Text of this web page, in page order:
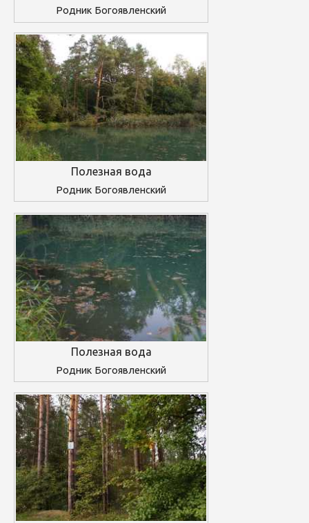
Родник Богоявленский
Полезная вода
Родник Богоявленский
Полезная вода
Родник Богоявленский